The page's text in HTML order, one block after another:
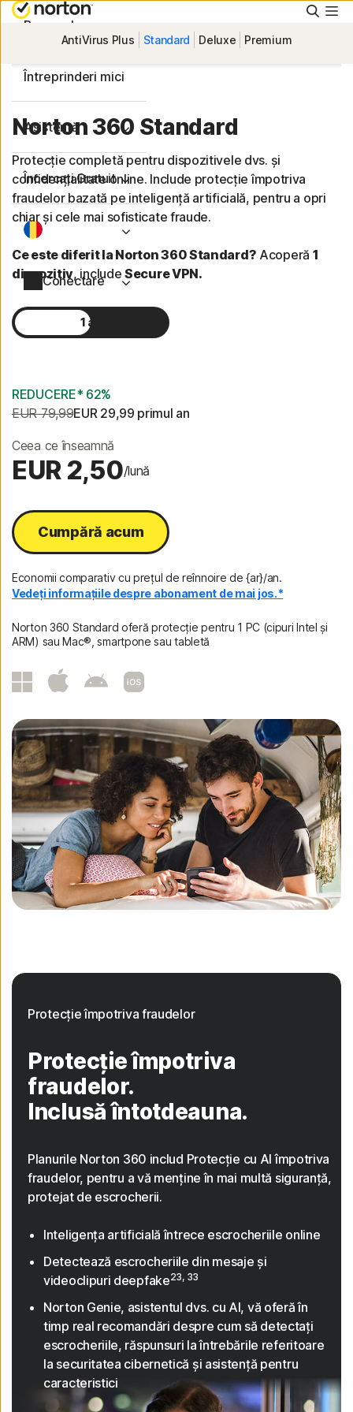
Personal
Întreprinderi mici
Asistență
Încercați Gratuit
Conectare
AntiVirus Plus Standard Deluxe Premium
Norton 360 Standard
Protecție completă pentru dispozitivele dvs. și
confidențialitate online. Include protecție împotriva
fraudelor bazată pe inteligență artificială, pentru a opri
chiar și cele mai sofisticate fraude.
Ce este diferit la Norton 360 Standard? Acoperă 1
dispozitiv, include Secure VPN.
1 an
REDUCERE* 62%
EUR 79,99EUR 29,99 primul an
Ceea ce înseamnă
EUR 2,50/lună
Cumpără acum
Economii comparativ cu prețul de reînnoire de {ar}/an.
Vedeți informațiile despre abonament de mai jos.*
Norton 360 Standard oferă protecție pentru 1 PC (cipuri Intel și
ARM) sau Mac®, smartpone sau tabletă
Protecție împotriva fraudelor
Protecție împotriva
fraudelor.
Inclusă întotdeauna.
Planurile Norton 360 includ Protecție cu AI împotriva
fraudelor, pentru a vă menține în mai multă siguranță,
protejat de escrocherii.
Inteligența artificială întrece escrocheriile online
Detectează escrocheriile din mesaje și
videoclipuri deepfake23, 33
Norton Genie, asistentul dvs. cu AI, vă oferă în
timp real recomandări despre cum să detectați
escrocheriile, răspunsuri la întrebările referitoare
la securitatea cibernetică și asistență pentru
caracteristici